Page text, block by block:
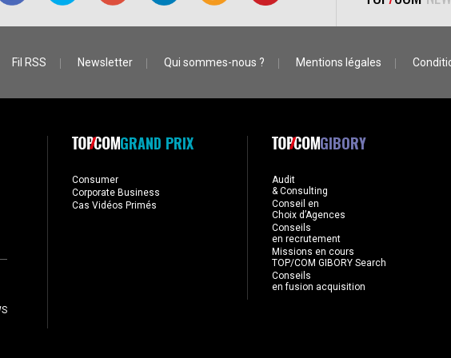
Fil RSS Newsletter Qui sommes-nous ? Mentions légales
GRAND PRIX
Consumer
Corporate Business
Cas Vidéos Primés
GIBORY
Audit
& Consulting
Conseil en
Choix d’Agences
Conseils
en recrutement
Missions en cours
TOP/COM GIBORY Search
Conseils
en fusion acquisition